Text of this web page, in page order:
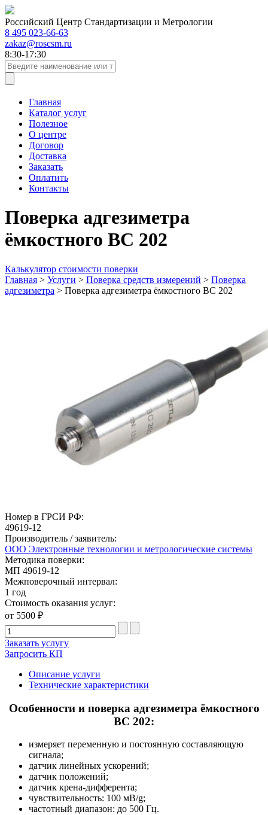
Российский Центр Стандартизации и Метрологии
8 495 023-66-63
zakaz@roscsm.ru
8:30-17:30
Главная
Каталог услуг
Полезное
О центре
Договор
Доставка
Заказать
Оплатить
Контакты
Поверка адгезиметра
ёмкостного ВС 202
Калькулятор стоимости поверки
Главная > Услуги > Поверка средств измерений > Поверка
адгезиметра > Поверка адгезиметра ёмкостного ВС 202
Номер в ГРСИ РФ:
49619-12
Производитель / заявитель:
ООО Электронные технологии и метрологические системы
Методика поверки:
МП 49619-12
Межповерочный интервал:
1 год
Стоимость оказания услуг:
от 5500 ₽
Заказать услугу
Запросить КП
Описание услуги
Технические характеристики
Особенности и поверка адгезиметра ёмкостного
ВС 202:
измеряет переменную и постоянную составляющую
сигнала;
датчик линейных ускорений;
датчик положений;
датчик крена-дифферента;
чувствительность: 100 мВ/g;
частотный диапазон: до 500 Гц.